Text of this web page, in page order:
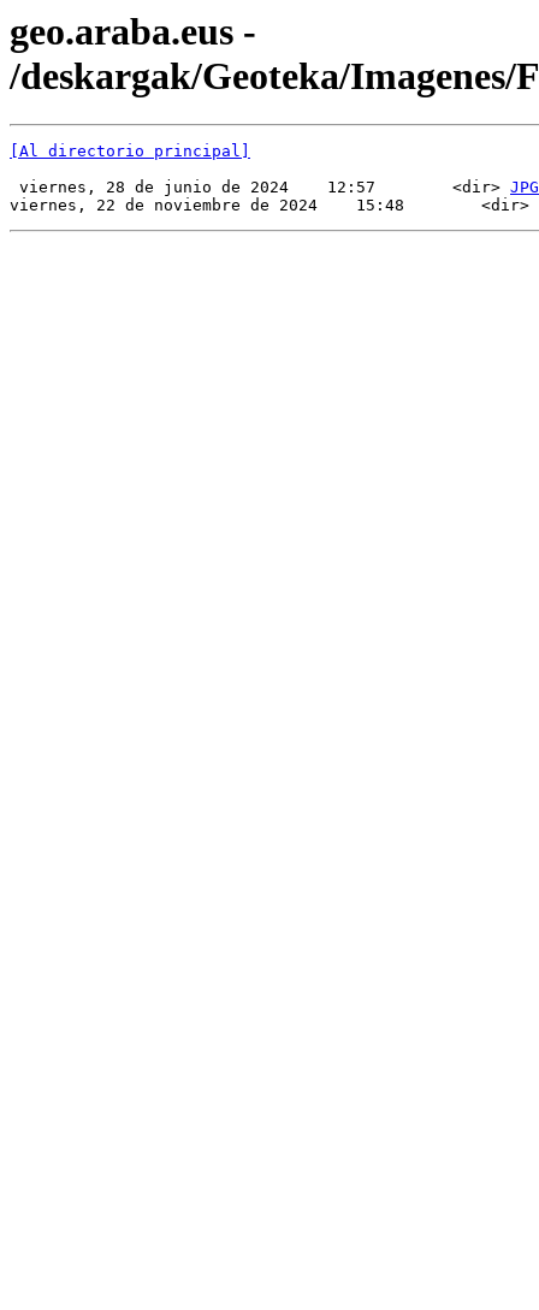
geo.araba.eus -
/deskargak/Geoteka/Imagenes/
[Al directorio principal]
viernes, 28 de junio de 2024    12:57        <dir> JPG
viernes, 22 de noviembre de 2024    15:48        <dir>